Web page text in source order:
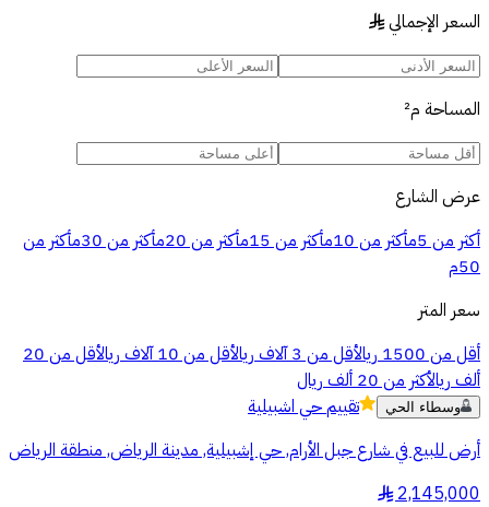
السعر الإجمالي §
المساحة م²
عرض الشارع
أكثر من 5م
أكثر من 10م أكثر من 15م أكثر من 20م أكثر من 30م
أكثر من
50م
سعر المتر
أقل من 1500 ريال
أقل من 3 آلاف ريال أقل من 10 آلاف ريال
أقل من 20
ألف ريالأكثر من 20 ألف ريال
وسطاء الحي تقييمحي اشبيلية
أرض للبيع في شارع جبل الأرام, حي إشبيلية, مدينة الرياض, منطقة الرياض
2,145,000
§